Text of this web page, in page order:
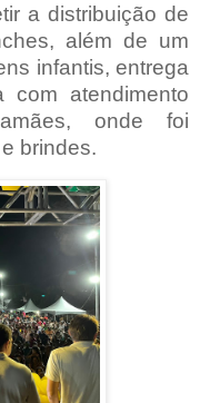
a distribuição de
além de um
infantis, entrega
atendimento
onde foi
brindes.